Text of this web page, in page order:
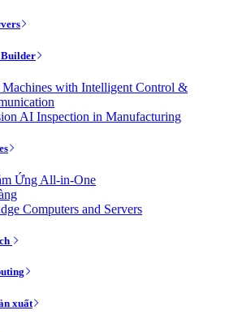
with Intelligent Control &
AI Inspection in Manufacturing
Ứng All-in-One
Computers and Servers
xuất